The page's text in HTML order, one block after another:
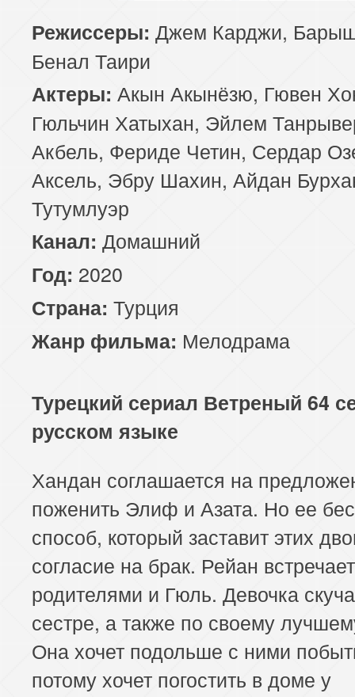
129 серия
130 серия 131 серия
133 серия
134 серия
137 серия
138 серия 139 серия
141 серия
142 серия 143 серия
Режиссеры: Джем Карджи,
Бенал Таири
Актеры: Акын Акынёзю, Гювен
Гюльчин Хатыхан, Эйлем
Акбель, Фериде Четин, Сердар
Аксель, Эбру Шахин, Айдан
Тутумлуэр
Канал: Домашний
Год: 2020
Страна: Турция
Жанр фильма: Мелодрама
Турецкий сериал Ветреный 64
русском языке
Хандан соглашается на
поженить Элиф и Азата. Но ее
способ, который заставит этих
согласие на брак. Рейан
родителями и Гюль. Девочка
сестре, а также по своему
Она хочет подольше с ними
потому хочет погостить в доме у